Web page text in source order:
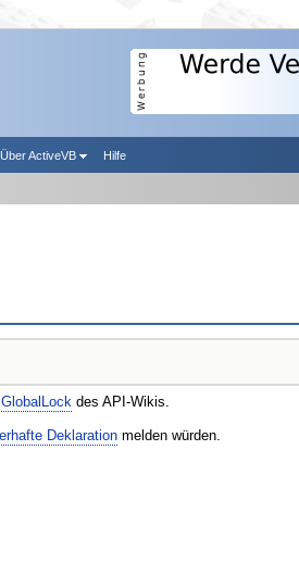
Über ActiveVB Hilfe
des API-Wikis.
Deklarationmelden würden.